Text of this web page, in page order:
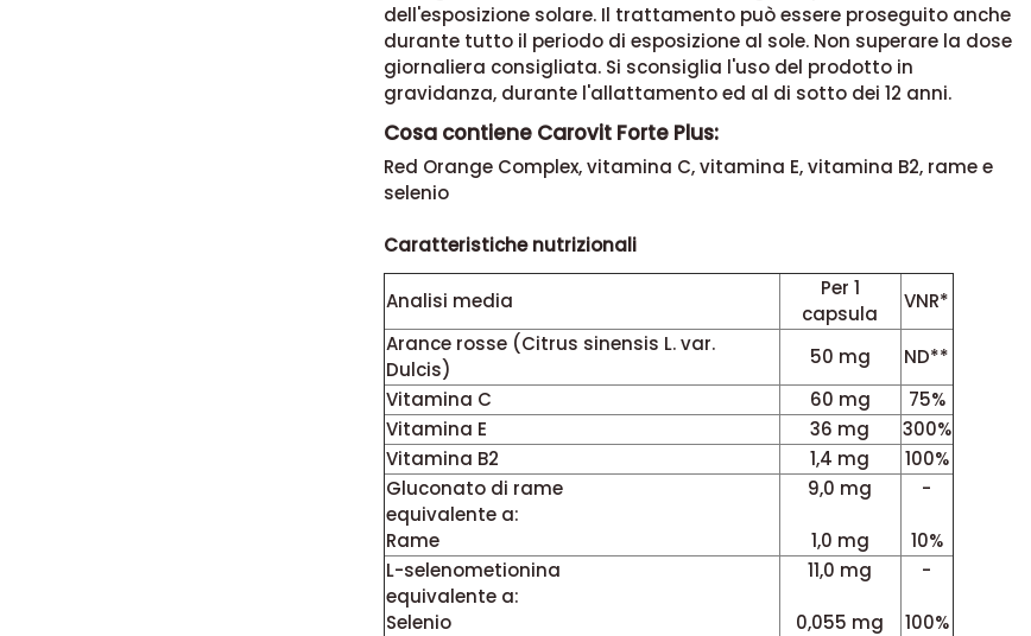
dell'esposizione solare. Il trattamento può essere proseguito anche
durante tutto il periodo di esposizione al sole. Non superare la dose
giornaliera consigliata. Si sconsiglia l'uso del prodotto in
gravidanza, durante l'allattamento ed al di sotto dei 12 anni.
Cosa contiene Carovit Forte Plus:
Red Orange Complex, vitamina C, vitamina E, vitamina B2, rame e
selenio
Caratteristiche nutrizionali
Analisi media
Per 1
capsula
VNR*
Arance rosse (Citrus sinensis L. var.
Dulcis)
50 mg
ND**
Vitamina C
60 mg
75%
Vitamina E
36 mg
300%
Vitamina B2
1,4 mg
100%
Gluconato di rame
equivalente a:
Rame
9,0 mg
1,0 mg
-
10%
L-selenometionina
equivalente a:
Selenio
11,0 mg
0,055 mg
-
100%